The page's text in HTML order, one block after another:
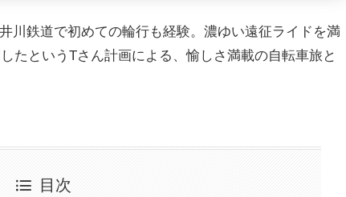
川鉄道で初めての輪行も経験。濃ゆい遠征ライドを満
というTさん計画による、愉しさ満載の自転車旅と
目次